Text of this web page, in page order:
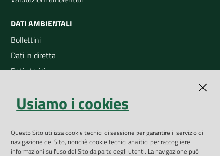
DATI AMBIENTALI
Bollettini
Dati in diretta
Dati storici
Open Data
App Arpav
Rapporti regionali annuali
Usiamo i cookies
Questo Sito utilizza cookie tecnici di sessione per garantire il servizio di
navigazione del Sito, nonchè cookie tecnici analitici per raccogliere
informazioni sull'uso del Sito da parte degli utenti. La navigazione può